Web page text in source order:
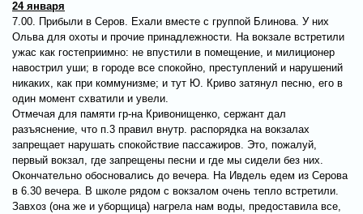
24 января
7.00. Прибыли в Серов. Ехали вместе с группой Блинова. У них
Ольва для охоты и прочие принадлежности. На вокзале встретили
ужас как гостеприимно: не впустили в помещение, и милиционер
навострил уши; в городе все спокойно, преступлений и нарушений
никаких, как при коммунизме; и тут Ю. Криво затянул песню, его в
один момент схватили и увели.
Отмечая для памяти гр-на Кривонищенко, сержант дал
разъяснение, что п.3 правил внутр. распорядка на вокзалах
запрещает нарушать спокойствие пассажиров. Это, пожалуй,
первый вокзал, где запрещены песни и где мы сидели без них.
Окончательно обосновались до вечера. На Ивдель едем из Серова
в 6.30 вечера. В школе рядом с вокзалом очень тепло встретили.
Завхоз (она же и уборщица) нагрела нам воды, предоставила все,